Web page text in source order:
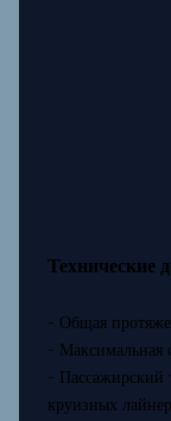
Технические
- Общая
- Максимальная
- Пассажирский
круизных